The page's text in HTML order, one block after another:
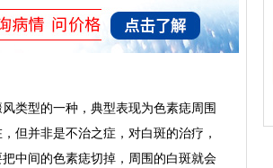
类型的一种，典型表现为色素痣周围
但并非是不治之症，对白斑的治疗，
中间的色素痣切掉，周围的白斑就会